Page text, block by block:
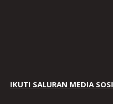
IKUTI SALURAN MEDIA